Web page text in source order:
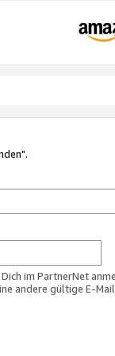
im PartnerNet
andere gültige E-